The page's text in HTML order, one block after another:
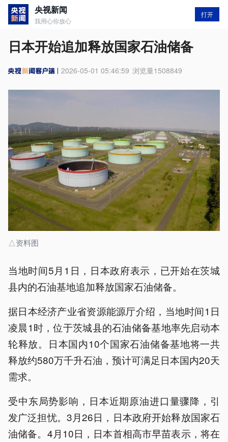
央视新闻
我用心你放心
打开
日本开始追加释放国家石油储备
2026-05-01 05:46:59 浏览量1508849
△资料图
当地时间5月1日，日本政府表示，已开始在茨城
县内的石油基地追加释放国家石油储备。
据日本经济产业省资源能源厅介绍，当地时间1日
凌晨1时，位于茨城县的石油储备基地率先启动本
轮释放。日本国内10个国家石油储备基地将一共
释放约580万千升石油，预计可满足日本国内20天
需求。
受中东局势影响，日本近期原油进口量骤降，引
发广泛担忧。3月26日，日本政府开始释放国家石
油储备。4月10日，日本首相高市早苗表示，将在